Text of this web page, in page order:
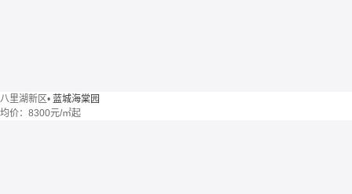
八里湖新区• 蓝城海棠园
均价： 8300元/㎡起